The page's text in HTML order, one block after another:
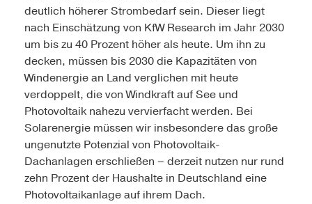
deutlich höherer Strombedarf sein. Dieser liegt
nach Einschätzung von KfW Research im Jahr 2030
um bis zu 40 Prozent höher als heute. Um ihn zu
decken, müssen bis 2030 die Kapazitäten von
Windenergie an Land verglichen mit heute
verdoppelt, die von Windkraft auf See und
Photovoltaik nahezu vervierfacht werden. Bei
Solarenergie müssen wir insbesondere das große
ungenutzte Potenzial von Photovoltaik-
Dachanlagen erschließen – derzeit nutzen nur rund
zehn Prozent der Haushalte in Deutschland eine
Photovoltaikanlage auf ihrem Dach.